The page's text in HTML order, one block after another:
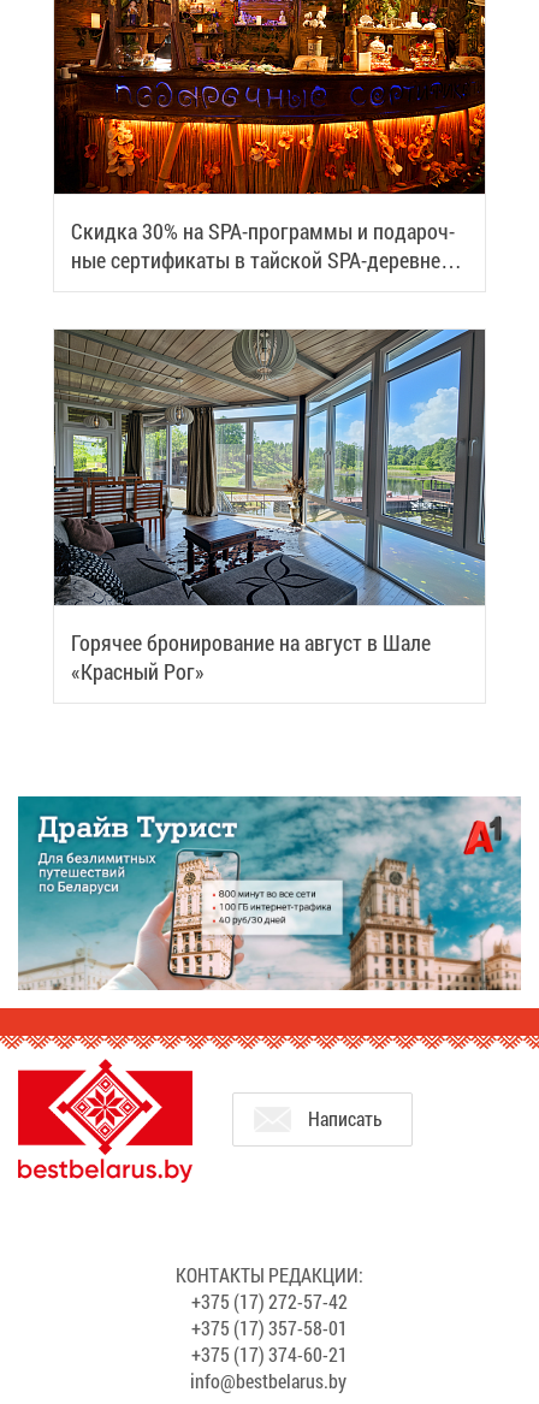
Скид­ка 30% на SPA-про­грам­мы и по­да­роч­
ные сер­ти­фи­ка­ты в тай­ской SPA-де­ревне
Samui
Го­ря­чее бро­ни­ро­ва­ние на ав­густ в Ша­ле
«Крас­ный Рог»
На­пи­сать
КОН­ТАК­ТЫ РЕ­ДАК­ЦИИ:
+375 (17) 272-57-42
+375 (17) 357-58-01
+375 (17) 374-60-21
info@​bes​tbel​arus.​by